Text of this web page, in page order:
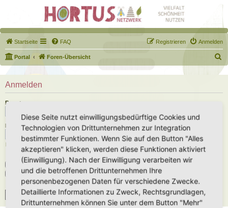
Startseite FAQ Anmelden
Registrieren
Portal Foren-Übersicht
u
h
Anmelden
Benutzername:
Passwort:
Ich habe mein Passwort vergessen
Angemeldet bleiben
Meinen Online-Status während dieser Sitzung verbergen
Diese Seite nutzt einwilligungsbedürftige Cookies und
Technologien von Drittunternehmen zur Integration
bestimmter Funktionen. Wenn Sie auf den Button "Alles
akzeptieren" klicken, werden diese Funktionen aktiviert
(Einwilligung). Nach der Einwilligung verarbeiten wir
und die betroffenen Drittunternehmen Ihre
personenbezogenen Daten für verschiedene Zwecke.
Detaillierte Informationen zu Zweck, Rechtsgrundlagen,
Drittunternehmen können Sie unter dem Button "Mehr"